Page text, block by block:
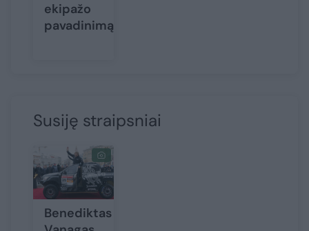
ekipažo
pavadinimą
Susiję straipsniai
Benediktas